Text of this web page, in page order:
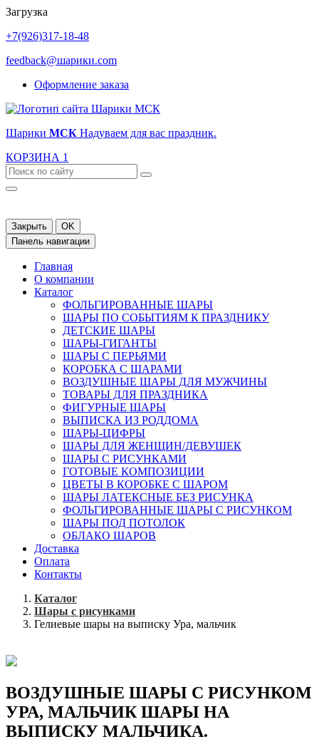
Загрузка
+7(926)317-18-48
feedback@шарики.com
Оформление заказа
Шарики МСК Надуваем для вас праздник.
КОРЗИНА 1
Закрыть
OK
Панель навигации
Главная
О компании
Каталог
ФОЛЬГИРОВАННЫЕ ШАРЫ
ШАРЫ ПО СОБЫТИЯМ К ПРАЗДНИКУ
ДЕТСКИЕ ШАРЫ
ШАРЫ-ГИГАНТЫ
ШАРЫ С ПЕРЬЯМИ
КОРОБКА С ШАРАМИ
ВОЗДУШНЫЕ ШАРЫ ДЛЯ МУЖЧИНЫ
ТОВАРЫ ДЛЯ ПРАЗДНИКА
ФИГУРНЫЕ ШАРЫ
ВЫПИСКА ИЗ РОДДОМА
ШАРЫ-ЦИФРЫ
ШАРЫ ДЛЯ ЖЕНЩИН/ДЕВУШЕК
ШАРЫ С РИСУНКАМИ
ГОТОВЫЕ КОМПОЗИЦИИ
ЦВЕТЫ В КОРОБКЕ С ШАРОМ
ШАРЫ ЛАТЕКСНЫЕ БЕЗ РИСУНКА
ФОЛЬГИРОВАННЫЕ ШАРЫ С РИСУНКОМ
ШАРЫ ПОД ПОТОЛОК
ОБЛАКО ШАРОВ
Доставка
Оплата
Контакты
Каталог
Шары с рисунками
Гелиевые шары на выписку Ура, мальчик
ВОЗДУШНЫЕ ШАРЫ С РИСУНКОМ
УРА, МАЛЬЧИК ШАРЫ НА
ВЫПИСКУ МАЛЬЧИКА.